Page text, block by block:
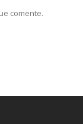
comente.